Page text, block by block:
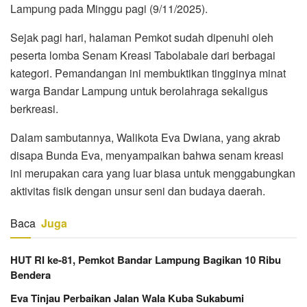
Lampung pada Minggu pagi (9/11/2025).
Sejak pagi hari, halaman Pemkot sudah dipenuhi oleh
peserta lomba Senam Kreasi Tabolabale dari berbagai
kategori. Pemandangan ini membuktikan tingginya minat
warga Bandar Lampung untuk berolahraga sekaligus
berkreasi.
Dalam sambutannya, Walikota Eva Dwiana, yang akrab
disapa Bunda Eva, menyampaikan bahwa senam kreasi
ini merupakan cara yang luar biasa untuk menggabungkan
aktivitas fisik dengan unsur seni dan budaya daerah.
Baca Juga
HUT RI ke-81, Pemkot Bandar Lampung Bagikan 10 Ribu
Bendera
Eva Tinjau Perbaikan Jalan Wala Kuba Sukabumi